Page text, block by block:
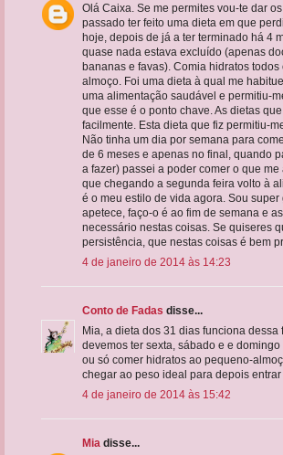
Olá Caixa. Se me permites vou-te dar
passado ter feito uma dieta em que
hoje, depois de já a ter terminado há 4
quase nada estava excluído (apenas
bananas e favas). Comia hidratos
almoço. Foi uma dieta à qual me
uma alimentação saudável e permitiu-
que esse é o ponto chave. As dietas
facilmente. Esta dieta que fiz permitiu-
Não tinha um dia por semana para
de 6 meses e apenas no final, quando
a fazer) passei a poder comer o que
que chegando a segunda feira volto à
é o meu estilo de vida agora. Sou
apetece, faço-o é ao fim de semana e
necessário nestas coisas. Se quiseres
persistência, que nestas coisas é bem
4 de janeiro de 2014 às 14:23
Conto de Fadas disse...
Mia, a dieta dos 31 dias funciona
devemos ter sexta, sábado e e
ou só comer hidratos ao pequeno-
chegar ao peso ideal para depois
4 de janeiro de 2014 às 15:42
Mia disse...